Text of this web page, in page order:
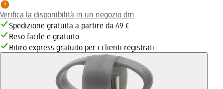
Verifica la disponibilità in un negozio dm
Spedizione gratuita a partire da 49 €
Reso facile e gratuito
Ritiro express gratuito per i clienti registrati